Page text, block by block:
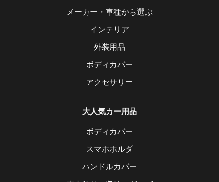
メーカー・車種から選ぶ
インテリア
外装用品
ボディカバー
アクセサリー
大人気カー用品
ボディカバー
スマホホルダ
ハンドルカバー